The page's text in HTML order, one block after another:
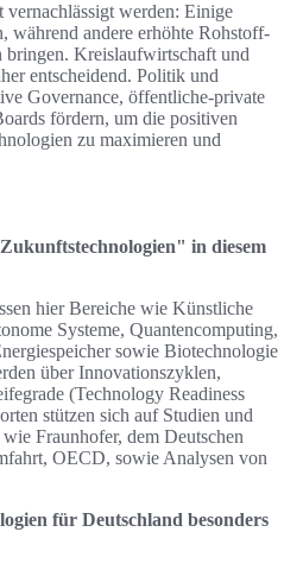
werden: Einige
während andere erhöhte Rohstoff-
bringen. Kreislaufwirtschaft und
entscheidend. Politik und
Governance, öffentliche-private
fördern, um die positiven
zu maximieren und
in diesem
hier Bereiche wie Künstliche
Systeme, Quantencomputing,
sowie Biotechnologie
über Innovationszyklen,
(Technology Readiness
stützen sich auf Studien und
Fraunhofer, dem Deutschen
OECD, sowie Analysen von
für Deutschland besonders